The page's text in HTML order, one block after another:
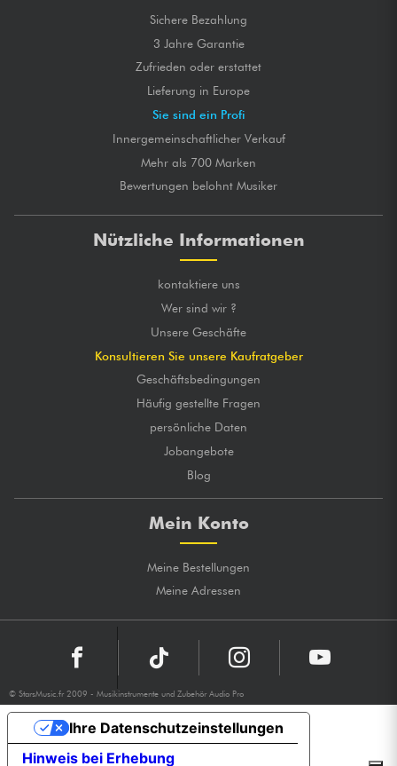
Sichere Bezahlung
3 Jahre Garantie
Zufrieden oder erstattet
Lieferung in Europe
Sie sind ein Profi
Innergemeinschaftlicher Verkauf
Mehr als 700 Marken
Bewertungen belohnt Musiker
Nützliche Informationen
kontaktiere uns
Wer sind wir ?
Unsere Geschäfte
Konsultieren Sie unsere Kaufratgeber
Geschäftsbedingungen
Häufig gestellte Fragen
persönliche Daten
Jobangebote
Blog
Mein Konto
Meine Bestellungen
Meine Adressen
© StarsMusic.fr 2009 - Musikinstrumente und Zubehör Audio Pro
Hinweis bei Erhebung
Ihre Datenschutzeinstellungen